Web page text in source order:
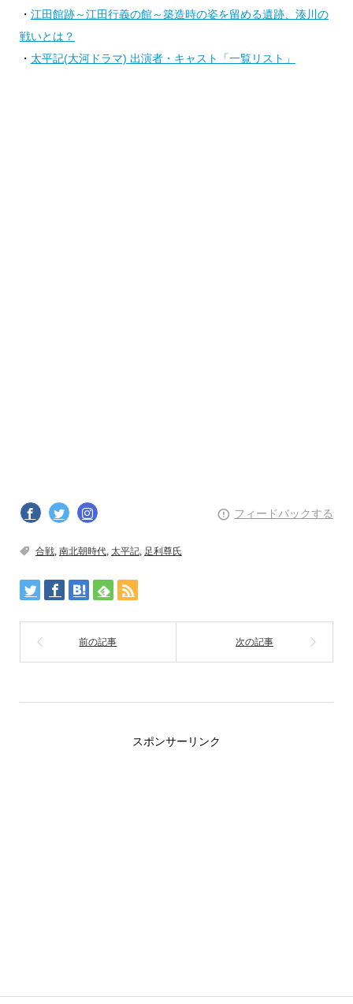
・ 江田館跡～江田行義の館～築造時の姿を留める遺跡、湊川の
戦いとは？
・ 太平記(大河ドラマ) 出演者・キャスト「一覧リスト」
フィードバックする
合戦, 南北朝時代, 太平記, 足利尊氏
スポンサーリンク